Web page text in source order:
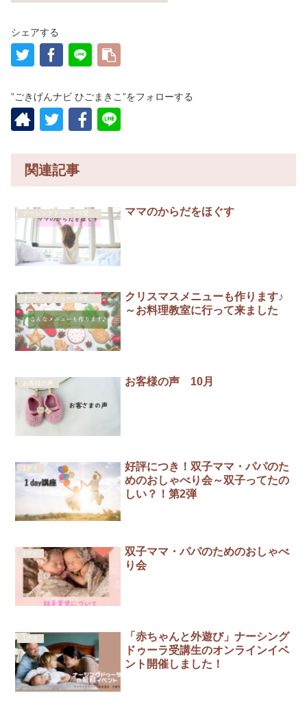
シェアする
”ごきげんナビ ひごまきこ”をフォローする
関連記事
ママのからだをほぐす
クリスマスメニューも作ります♪
～お料理教室に行って来ました
お客様の声 お客様の声 10月
1デイ
好評につき！双子ママ・パパのた
めのおしゃべり会～双子ってたの
しい？！第2弾
1デイ
双子ママ・パパのためのおしゃべ
り会
1デイ
「赤ちゃんと外遊び」ナーシング
ドゥーラ受講生のオンラインイベ
ント開催しました！